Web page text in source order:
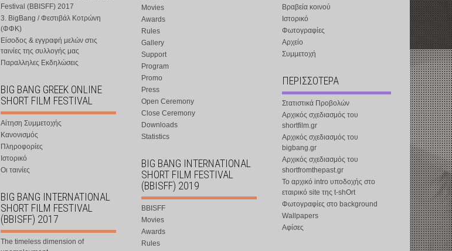
Festival (BBISFF) 2017
3. BigBang / Φεστιβάλ Κοτρώνη
(ΦΦΚ)
Είσοδος & εγγραφή μελών στις
ταινίες της συλλογής μας
Παραλληλες Εκδηλώσεις
BIG BANG GREEK ONLINE
SHORT FILM FESTIVAL
Αίτηση Συμμετοχής
Κανονισμός
Πληροφορίες
Ιστορικό
Οι ταινίες
BIG BANG INTERNATIONAL
SHORT FILM FESTIVAL
(BBISFF) 2017
The timeless dimension of
Movies
Awards
Rules
Gallery
Support
Program
Promo
Press
Open Ceremony
Close Ceremony
Downloads
Statistics
BIG BANG INTERNATIONAL
SHORT FILM FESTIVAL
(BBISFF) 2019
BBISFF
Movies
Awards
Rules
Βραβεία κοινού
Ιστορικό
Φωτογραφίες
Αρχείο
Συμμετοχή
ΠΕΡΙΣΣΟΤΕΡΑ
Στατιστικά Προβολών
Αρχικός σχεδιασμός του
shortfilm.gr
Αρχικός σχεδιασμός του
bigbang.gr
Αρχικός σχεδιασμός του
shortfromthepast.gr
Το αρχικό intro υποδοχής στο
εταιρικό site της t-shOrt
Φωτογραφίες στο background
Wallpapers
Αφίσες